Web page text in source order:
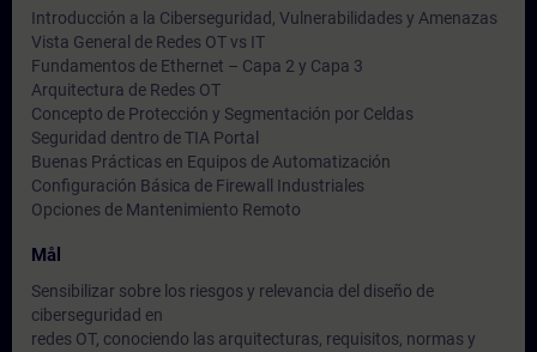
Introducción a la Ciberseguridad, Vulnerabilidades y Amenazas
Vista General de Redes OT vs IT
Fundamentos de Ethernet – Capa 2 y Capa 3
Arquitectura de Redes OT
Concepto de Protección y Segmentación por Celdas
Seguridad dentro de TIA Portal
Buenas Prácticas en Equipos de Automatización
Configuración Básica de Firewall Industriales
Opciones de Mantenimiento Remoto
Mål
Sensibilizar sobre los riesgos y relevancia del diseño de
ciberseguridad en
redes OT, conociendo las arquitecturas, requisitos, normas y